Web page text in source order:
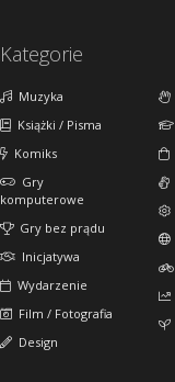
Kategorie
Muzyka
Książki / Pisma
Komiks
Gry
komputerowe
Gry bez prądu
Inicjatywa
Wydarzenie
Film / Fotografia
Design